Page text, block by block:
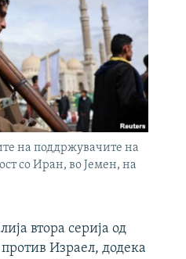
на поддржувачите на
со Иран, во Јемен, на
втора серија од
Израел, додека